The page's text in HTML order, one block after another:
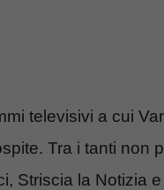
televisivi a cui
Tra i tanti non
Striscia la Notizia